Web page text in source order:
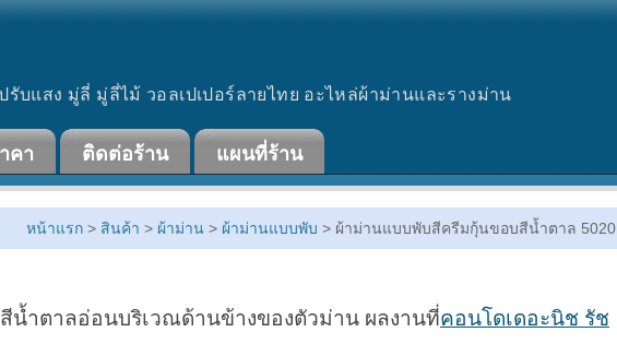
แสง มู่ลี่ มู่ลี่ไม้ วอลเปเปอร์ลายไทย อะไหล่ผ้าม่านและรางม่าน
คา ติดต่อร้าน แผนที่ร้าน
หน้าแรก > สินค้า > ผ้าม่าน > ผ้าม่านแบบพับ > ผ้าม่านแบบพับสีครีมกุ้นขอบสีน้ำตาล 5020
ำตาลอ่อนบริเวณด้านข้างของตัวม่าน ผลงานที่คอนโดเดอะนิช รัช